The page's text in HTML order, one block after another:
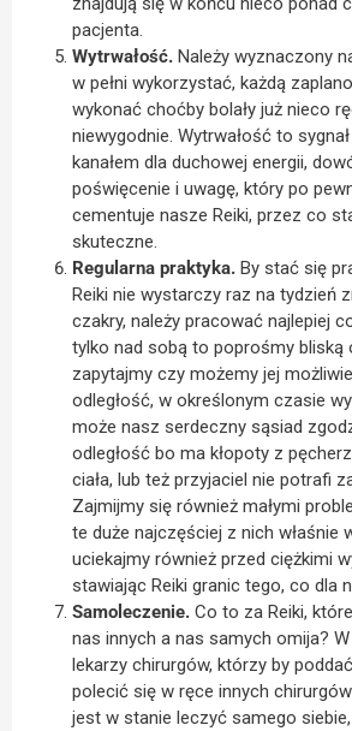
pacjenta.
Wytrwałość. Należy wyznaczony
w pełni wykorzystać, każdą
wykonać choćby bolały już nieco
niewygodnie. Wytrwałość to
kanałem dla duchowej energii,
poświęcenie i uwagę, który po
cementuje nasze Reiki, przez co
skuteczne.
Regularna praktyka. By stać się
Reiki nie wystarczy raz na tydzień
czakry, należy pracować najlepiej
tylko nad sobą to poprośmy bliską
zapytajmy czy możemy jej
odległość, w określonym czasie
może nasz serdeczny sąsiad
odległość bo ma kłopoty z
ciała, lub też przyjaciel nie potrafi
Zajmijmy się również małymi
te duże najczęściej z nich właśnie
uciekajmy również przed ciężkimi
stawiając Reiki granic tego, co dla
Samoleczenie. Co to za Reiki,
nas innych a nas samych omija?
lekarzy chirurgów, którzy by
polecić się w ręce innych
jest w stanie leczyć samego